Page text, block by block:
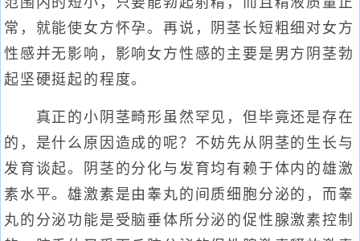
常，就能使女方怀孕。再说，阴茎长短粗细对女方
性感并无影响，影响女方性感的主要是男方阴茎勃
起坚硬挺起的程度。
真正的小阴茎畸形虽然罕见，但毕竟还是存在
的，是什么原因造成的呢？不妨先从阴茎的生长与
发育谈起。阴茎的分化与发育均有赖于体内的雄激
素水平。雄激素是由睾丸的间质细胞分泌的，而睾
丸的分泌功能是受脑垂体所分泌的促性腺激素控制